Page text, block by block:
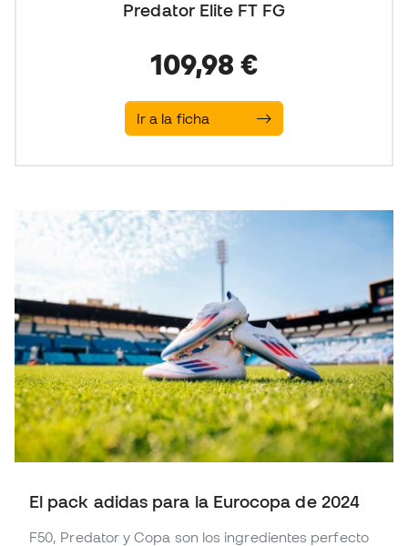
Predator Elite FT FG
109,98 €
Ir a la ficha
El pack adidas para la Eurocopa de 2024
F50, Predator y Copa son los ingredientes perfecto